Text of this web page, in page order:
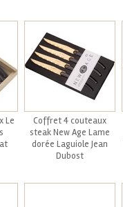
Le
Coffret 4 couteaux
steak New Age Lame
dorée Laguiole Jean
Dubost